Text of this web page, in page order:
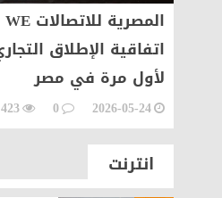
لأول مرة في مصر
2026-05-24
0
423
انترنت